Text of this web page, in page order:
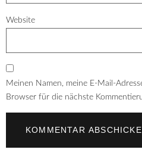
Website
Meinen Namen, meine E-Mail-
Browser für die nächste